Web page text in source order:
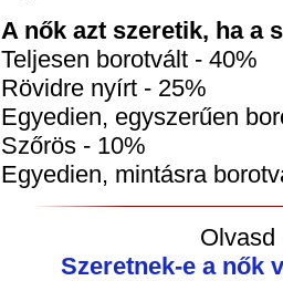
A nők azt szeretik, ha a
Teljesen borotvált - 40%
Rövidre nyírt - 25%
Egyedien, egyszerűen
Szőrös - 10%
Egyedien, mintásra
Olvasd
Szeretnek-e a nők